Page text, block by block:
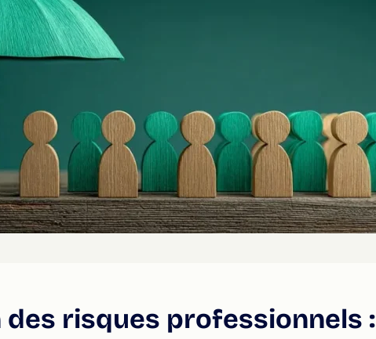
des risques professionnels :